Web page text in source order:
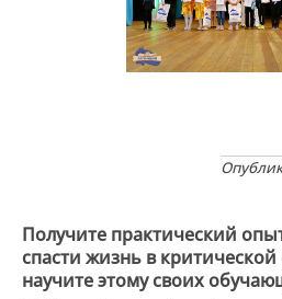
Получите практический
спасти жизнь в
научите этому своих